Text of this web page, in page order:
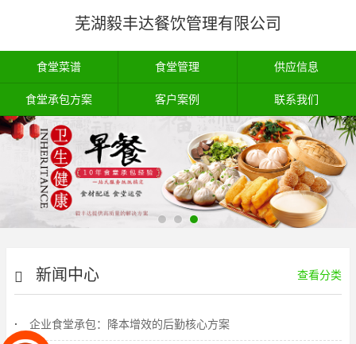
芜湖毅丰达餐饮管理有限公司
食堂菜谱 食堂管理 供应信息
食堂承包方案 客户案例 联系我们
新闻中心 查看分类
企业食堂承包：降本增效的后勤核心方案